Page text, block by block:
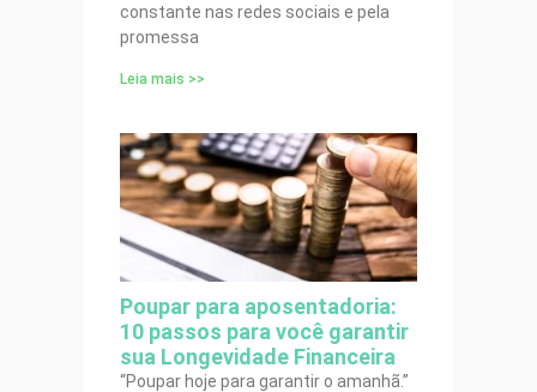
constante nas redes sociais e pela
promessa
Leia mais >>
Poupar para aposentadoria:
10 passos para você garantir
sua Longevidade Financeira
“Poupar hoje para garantir o amanhã.”